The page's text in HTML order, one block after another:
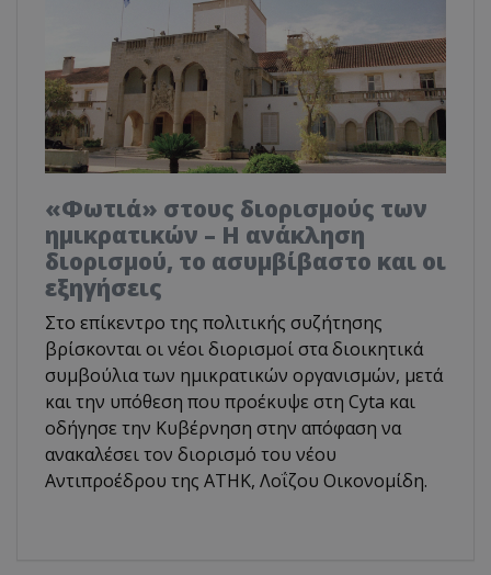
«Φωτιά» στους διορισμούς των
ημικρατικών – Η ανάκληση
διορισμού, το ασυμβίβαστο και οι
εξηγήσεις
Στο επίκεντρο της πολιτικής συζήτησης
βρίσκονται οι νέοι διορισμοί στα διοικητικά
συμβούλια των ημικρατικών οργανισμών, μετά
και την υπόθεση που προέκυψε στη Cyta και
οδήγησε την Κυβέρνηση στην απόφαση να
ανακαλέσει τον διορισμό του νέου
Αντιπροέδρου της ΑΤΗΚ, Λοΐζου Οικονομίδη.